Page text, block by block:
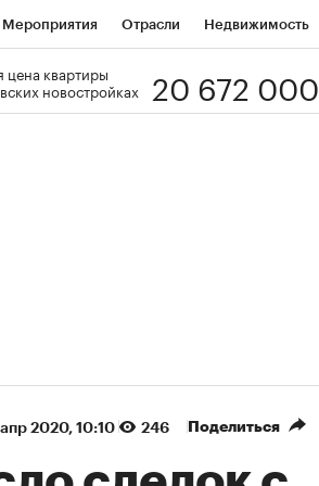
Мероприятия Отрасли Недвижимость
РБК Образование
цена квартиры
новостройках
20 672 000
2020, 10:10 246 Поделиться